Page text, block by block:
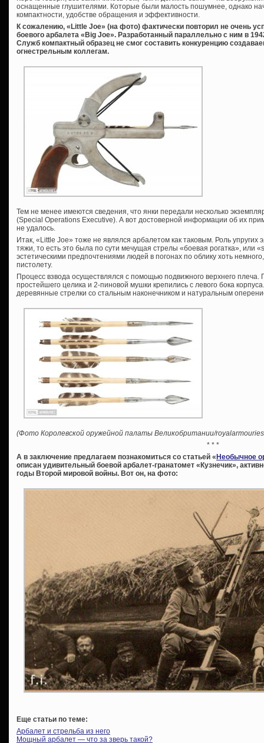
оснащенные глушителями. Которые были малость пошумнее, однако
компактности, удобстве обращения и эффективности.
К сожалению, «Little Joe» (на фото) фактически повторил не очень
боевого арбалета «Big Joe». Разработанный параллельно с ним в
Служб компактный образец не смог составить конкуренцию
огнестрельным коллегам.
Тем не менее имеются сведения, что янки передали несколько
(Special Operations Executive). А вот достоверной информации об их
не удалось.
Итак, «Little Joe» тоже не являлся арбалетом как таковым. Роль
тяжи, то есть это была по сути мечущая стрелы «боевая рогатка», или
эстетическими предпочтениями людей в погонах по облику хоть
пистолету.
Процесс взвода осуществлялся с помощью подвижного верхнего
простейшего целика и 2-пиновой мушки крепились с левого бока
деревянные стрелки со стальным наконечником и натуральным
(Фото Королевской оружейной палаты Великобритании/
* * *
А в заключение предлагаем познакомиться со статьей «Необычное
описан удивительный боевой арбалет-гранатомет «Кузнечик»,
годы Второй мировой войны. Вот он, на фото:
Еще статьи по теме:
Арбалет и стрельба из него
Мощный арбалет — что за зверь такой?